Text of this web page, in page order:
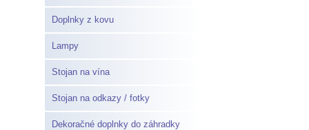
Doplnky z kovu
Lampy
Stojan na vína
Stojan na odkazy / fotky
Dekoračné doplnky do záhradky